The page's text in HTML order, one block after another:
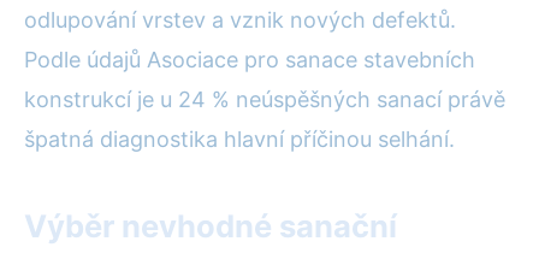
odlupování vrstev a vznik nových defektů.
Podle údajů Asociace pro sanace stavebních
konstrukcí je u 24 % neúspěšných sanací právě
špatná diagnostika hlavní příčinou selhání.
Výběr nevhodné sanační